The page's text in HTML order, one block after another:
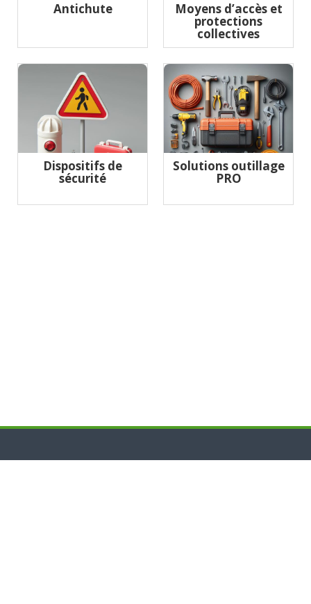
Antichute Moyens d’accès et
protections
collectives
Dispositifs de
sécurité
Solutions outillage
PRO